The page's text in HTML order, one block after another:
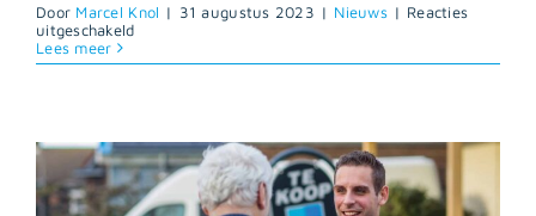
Door Marcel Knol | 31 augustus 2023 | Nieuws | Reacties
uitgeschakeldvoor
Makelaardij
Lees meer